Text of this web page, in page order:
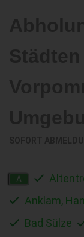
A
Anklam,
Bad Sülze